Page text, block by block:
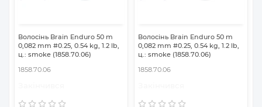
Волосінь Brain Enduro 50 m
0,082 mm #0.25, 0.54 kg, 1.2 lb,
ц.: smoke (1858.70.06)
1858.70.06
Волосінь Brain Enduro 50 m
0,082 mm #0.25, 0.54 kg, 1.2 lb,
ц.: smoke (1858.70.06)
1858.70.06